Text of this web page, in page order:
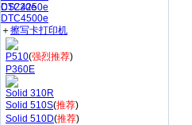
CS220e
DTC4250e
DTC4500e
＋擦写卡打印机
P510(强烈推荐)
P360E
Solid 310R
Solid 510S(推荐)
Solid 510D(推荐)